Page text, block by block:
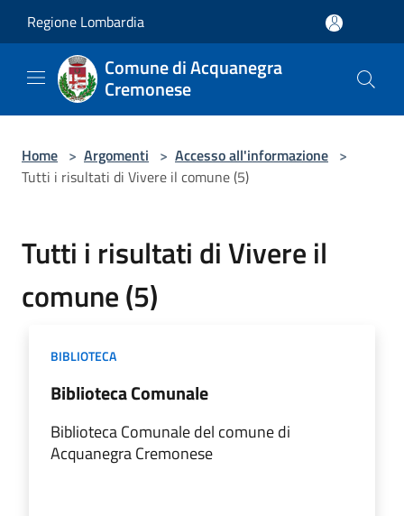
Regione Lombardia
Comune di Acquanegra
Cremonese
Home > Argomenti > Accesso all'informazione >
Tutti i risultati di Vivere il comune (5)
Tutti i risultati di Vivere il
comune (5)
BIBLIOTECA
Biblioteca Comunale
Biblioteca Comunale del comune di
Acquanegra Cremonese